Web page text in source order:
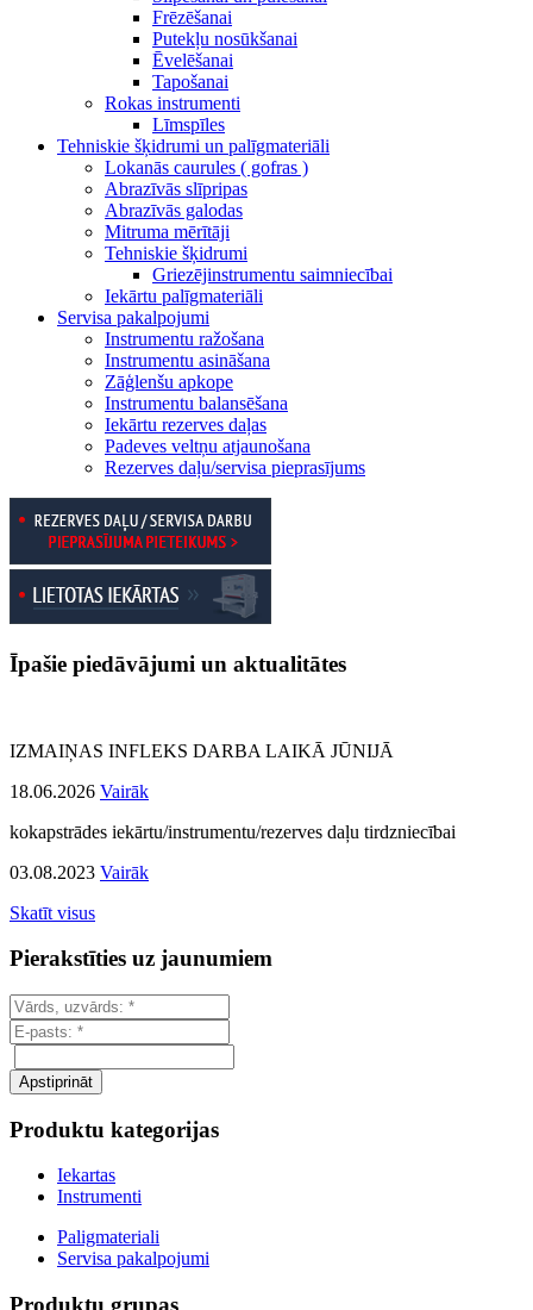
Frēzēšanai
Putekļu nosūkšanai
Ēvelēšanai
Tapošanai
Rokas instrumenti
Līmspīles
Tehniskie šķidrumi un palīgmateriāli
Lokanās caurules ( gofras )
Abrazīvās slīpripas
Abrazīvās galodas
Mitruma mērītāji
Tehniskie šķidrumi
Griezējinstrumentu saimniecībai
Iekārtu palīgmateriāli
Servisa pakalpojumi
Instrumentu ražošana
Instrumentu asināšana
Zāģlenšu apkope
Instrumentu balansēšana
Iekārtu rezerves daļas
Padeves veltņu atjaunošana
Rezerves daļu/servisa pieprasījums
Īpašie piedāvājumi un aktualitātes
IZMAIŅAS INFLEKS DARBA LAIKĀ JŪNIJĀ
18.06.2026 Vairāk
kokapstrādes iekārtu/instrumentu/rezerves daļu tirdzniecībai
03.08.2023 Vairāk
Skatīt visus
Pierakstīties uz jaunumiem
Produktu kategorijas
Iekartas
Instrumenti
Paligmateriali
Servisa pakalpojumi
Produktu grupas